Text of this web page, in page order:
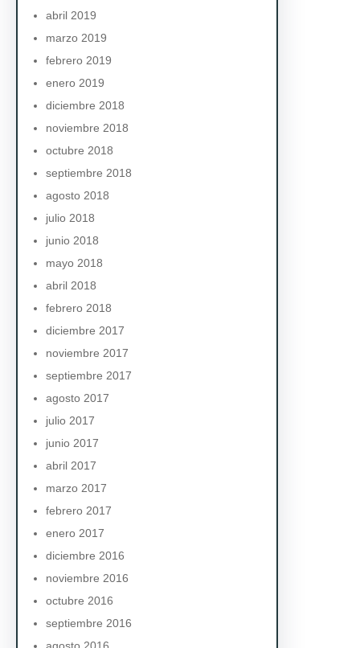
abril 2019
marzo 2019
febrero 2019
enero 2019
diciembre 2018
noviembre 2018
octubre 2018
septiembre 2018
agosto 2018
julio 2018
junio 2018
mayo 2018
abril 2018
febrero 2018
diciembre 2017
noviembre 2017
septiembre 2017
agosto 2017
julio 2017
junio 2017
abril 2017
marzo 2017
febrero 2017
enero 2017
diciembre 2016
noviembre 2016
octubre 2016
septiembre 2016